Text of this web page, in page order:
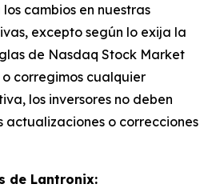
cambios en nuestras
excepto según lo exija la
de Nasdaq Stock Market
corregimos cualquier
los inversores no deben
actualizaciones o correcciones
de Lantronix: